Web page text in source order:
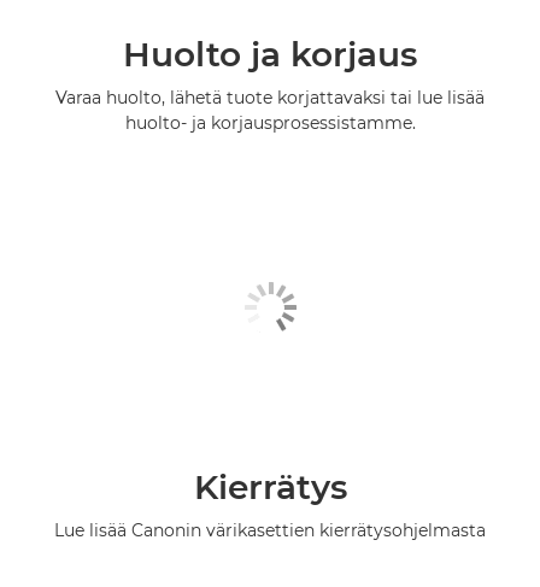
Huolto ja korjaus
Varaa huolto, lähetä tuote korjattavaksi tai lue lisää
huolto- ja korjausprosessistamme.
Kierrätys
Lue lisää Canonin värikasettien kierrätysohjelmasta